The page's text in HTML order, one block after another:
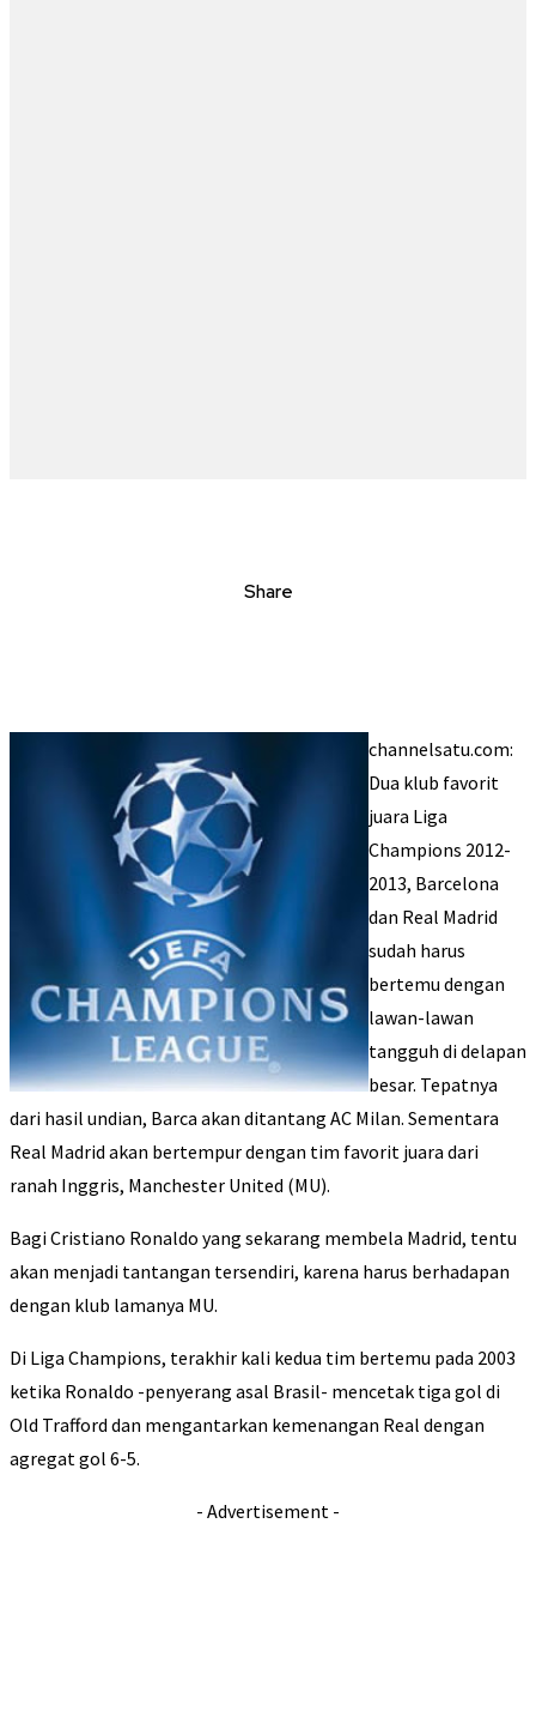
Share
channelsatu.com:
Dua klub favorit
juara Liga
Champions 2012-
2013, Barcelona
dan Real Madrid
sudah harus
bertemu dengan
lawan-lawan
tangguh di delapan
besar. Tepatnya
dari hasil undian, Barca akan ditantang AC Milan. Sementara
Real Madrid akan bertempur dengan tim favorit juara dari
ranah Inggris, Manchester United (MU).
Bagi Cristiano Ronaldo yang sekarang membela Madrid, tentu
akan menjadi tantangan tersendiri, karena harus berhadapan
dengan klub lamanya MU.
Di Liga Champions, terakhir kali kedua tim bertemu pada 2003
ketika Ronaldo -penyerang asal Brasil- mencetak tiga gol di
Old Trafford dan mengantarkan kemenangan Real dengan
agregat gol 6-5.
- Advertisement -